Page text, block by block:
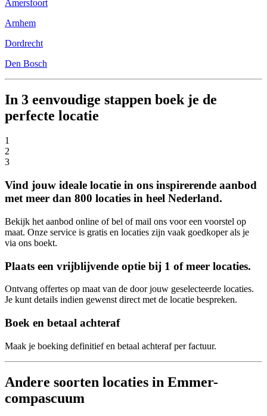
Amersfoort
Arnhem
Dordrecht
Den Bosch
In 3 eenvoudige stappen boek je de
perfecte locatie
1
2
3
Vind jouw ideale locatie in ons inspirerende aanbod
met meer dan 800 locaties in heel Nederland.
Bekijk het aanbod online of bel of mail ons voor een voorstel op
maat. Onze service is gratis en locaties zijn vaak goedkoper als je
via ons boekt.
Plaats een vrijblijvende optie bij 1 of meer locaties.
Ontvang offertes op maat van de door jouw geselecteerde locaties.
Je kunt details indien gewenst direct met de locatie bespreken.
Boek en betaal achteraf
Maak je boeking definitief en betaal achteraf per factuur.
Andere soorten locaties in Emmer-
compascuum